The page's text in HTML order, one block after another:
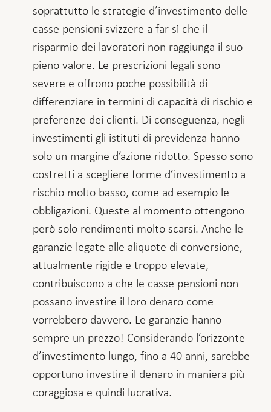
soprattutto le strategie d’investimento delle
casse pensioni svizzere a far sì che il
risparmio dei lavoratori non raggiunga il suo
pieno valore. Le prescrizioni legali sono
severe e offrono poche possibilità di
differenziare in termini di capacità di rischio e
preferenze dei clienti. Di conseguenza, negli
investimenti gli istituti di previdenza hanno
solo un margine d’azione ridotto. Spesso sono
costretti a scegliere forme d’investimento a
rischio molto basso, come ad esempio le
obbligazioni. Queste al momento ottengono
però solo rendimenti molto scarsi. Anche le
garanzie legate alle aliquote di conversione,
attualmente rigide e troppo elevate,
contribuiscono a che le casse pensioni non
possano investire il loro denaro come
vorrebbero davvero. Le garanzie hanno
sempre un prezzo! Considerando l’orizzonte
d’investimento lungo, fino a 40 anni, sarebbe
opportuno investire il denaro in maniera più
coraggiosa e quindi lucrativa.